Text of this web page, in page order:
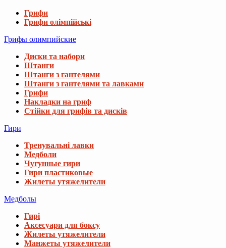
Грифи
Грифи олімпійські
Грифы олимпийские
Диски та набори
Штанги
Штанги з гантелями
Штанги з гантелями та лавками
Грифи
Накладки на гриф
Стійки для грифів та дисків
Гири
Тренувальні лавки
Медболи
Чугунные гири
Гири пластиковые
Жилеты утяжелители
Медболы
Гирі
Аксесуари для боксу
Жилеты утяжелители
Манжеты утяжелители